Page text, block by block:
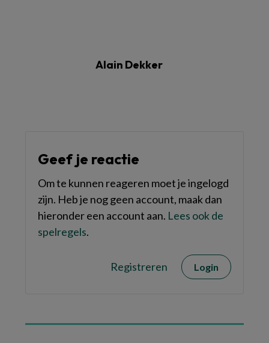
Alain Dekker
Geef je reactie
Om te kunnen reageren moet je ingelogd
zijn. Heb je nog geen account, maak dan
hieronder een account aan. Lees ook de
spelregels.
Registreren Login